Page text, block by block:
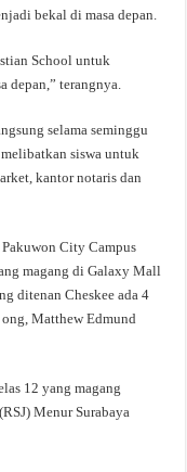
bekal di masa depan.
School untuk
depan,” terangnya.
selama seminggu
siswa untuk
kantor notaris dan
City Campus
magang di Galaxy Mall
ditenan Cheskee ada 4
ong, Matthew Edmund
12 yang magang
Menur Surabaya